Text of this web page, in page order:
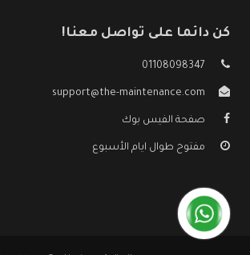
كن دائما على تواصل معنا!
01108098347
support@the-maintenance.com
صفحة الفيس بوك
مفتوح طوال ايام الأسبوع